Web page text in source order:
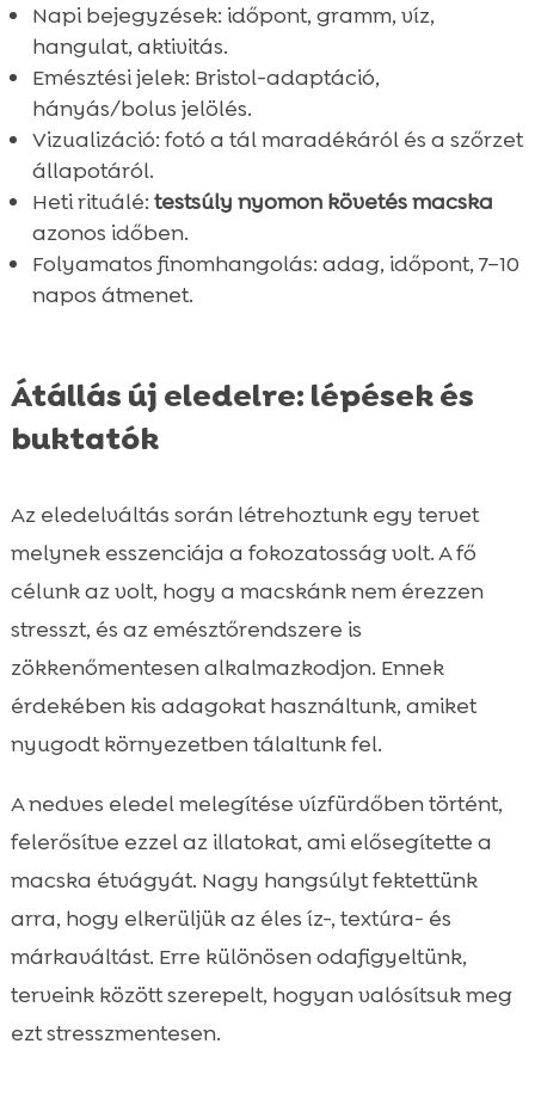
Napi bejegyzések: időpont, gramm, víz,
hangulat, aktivitás.
Emésztési jelek: Bristol-adaptáció,
hányás/bolus jelölés.
Vizualizáció: fotó a tál maradékáról és a szőrzet
állapotáról.
Heti rituálé: testsúly nyomon követés macska
azonos időben.
Folyamatos finomhangolás: adag, időpont, 7–10
napos átmenet.
Átállás új eledelre: lépések és
buktatók
Az eledelváltás során létrehoztunk egy tervet
melynek esszenciája a fokozatosság volt. A fő
célunk az volt, hogy a macskánk nem érezzen
stresszt, és az emésztőrendszere is
zökkenőmentesen alkalmazkodjon. Ennek
érdekében kis adagokat használtunk, amiket
nyugodt környezetben tálaltunk fel.
A nedves eledel melegítése vízfürdőben történt,
felerősítve ezzel az illatokat, ami elősegítette a
macska étvágyát. Nagy hangsúlyt fektettünk
arra, hogy elkerüljük az éles íz-, textúra- és
márkaváltást. Erre különösen odafigyeltünk,
terveink között szerepelt, hogyan valósítsuk meg
ezt stresszmentesen.